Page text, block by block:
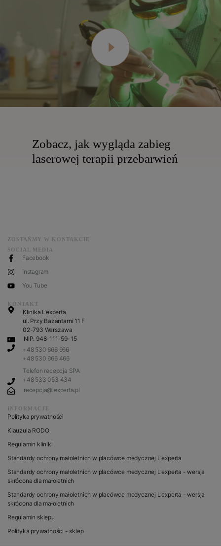
Zobacz, jak wygląda zabieg
laserowej terapii przebarwień
ZOSTAŃMY W KONTAKCIE
SOCIAL MEDIA
Facebook
Instagram
You Tube
KONTAKT
Klinika L’experta
ul. Przy Bażantarni 11 F
02-793 Warszawa
NIP: 948-111-59-15
+48 530 666 966
+48 530 666 466
Telefon recepcja SPA
+48 533 053 434
recepcja@lexperta.pl
INFORMACJE
Polityka prywatności
Klauzula RODO
Regulamin kliniki
Standardy ochrony małoletnich w placówce medycznej L'experta
Standardy ochrony małoletnich w placówce medycznej L'experta - wersja
skrócona dla małoletnich
Standardy ochrony małoletnich w placówce medycznej L'experta - wersja
skrócona dla małoletnich
Regulamin sklepu
Polityka prywatności - sklep